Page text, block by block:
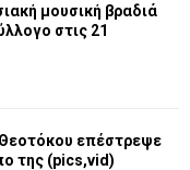
μουσική βραδιά
στις 21
επέστρεψε
της (pics,vid)